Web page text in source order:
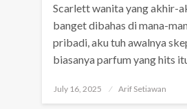
Scarlett wanita yang akhir-
banget dibahas di mana-
pribadi, aku tuh awalnya
biasanya parfum yang hits
Posted
July 16, 2025 Arif Setiawan